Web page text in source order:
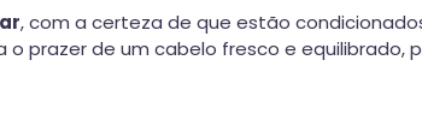
, com a certeza de que estão
o prazer de um cabelo fresco e